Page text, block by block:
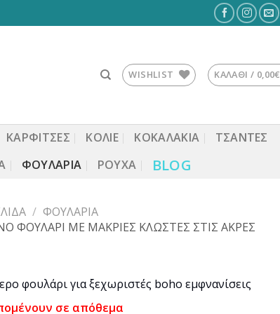
WISHLIST ΚΑΛΆΘΙ / 0,00€
ΚΑΡΦΙΤΣΕΣ ΚΟΛΙΕ ΚΟΚΑΛΆΚΙΑ
ΤΣΆΝΤΕΣ
ΦΟΥΛΆΡΙΑ ΡΟΎΧΑ BLOG
/ ΦΟΥΛΆΡΙΑ
ΦΟΥΛΑΡΙ ΜΕ ΜΑΚΡΙΕΣ ΚΛΩΣΤΕΣ ΣΤΙΣ ΑΚΡΕΣ
φουλάρι για ξεχωριστές boho εμφνανίσεις
σε απόθεμα